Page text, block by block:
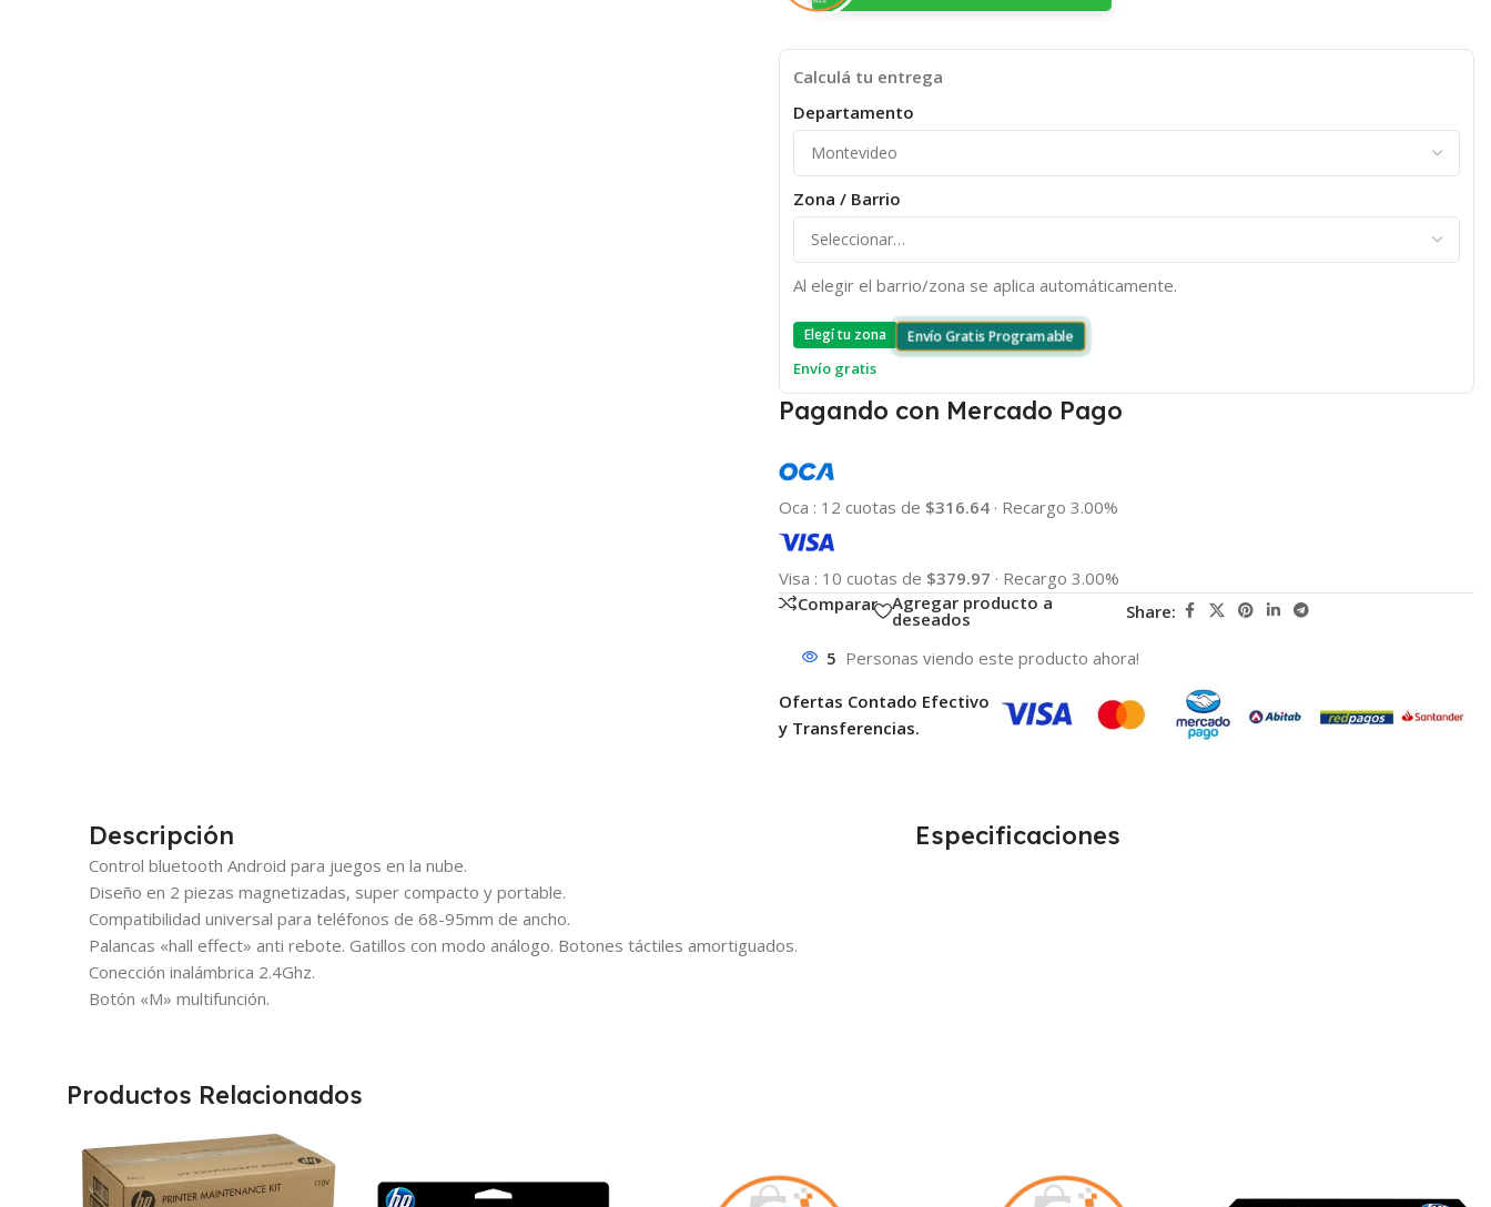
Calculá tu entrega
Departamento
Zona / Barrio
Al elegir el barrio/zona se aplica automáticamente.
Elegí tu zona Envío Gratis Programable
Envío gratis
Pagando con Mercado Pago
Oca : 12 cuotas de $316.64 · Recargo 3.00%
Visa : 10 cuotas de $379.97 · Recargo 3.00%
Comparar
Agregar producto a
deseados Share:
5 Personas viendo este producto ahora!
Ofertas Contado Efectivo
y Transferencias.
Descripción
Control bluetooth Android para juegos en la nube.
Diseño en 2 piezas magnetizadas, super compacto y portable.
Compatibilidad universal para teléfonos de 68-95mm de ancho.
Palancas «hall effect» anti rebote. Gatillos con modo análogo. Botones táctiles amortiguados.
Conección inalámbrica 2.4Ghz.
Botón «M» multifunción.
Especificaciones
Productos Relacionados